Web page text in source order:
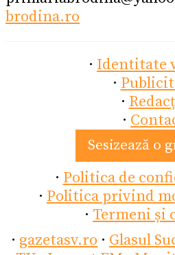
brodina.ro
· Identitate
·
·
·
Sesizează o
· Politica de
· Politica privind
· Termeni și
· gazetasv.ro · Glasul